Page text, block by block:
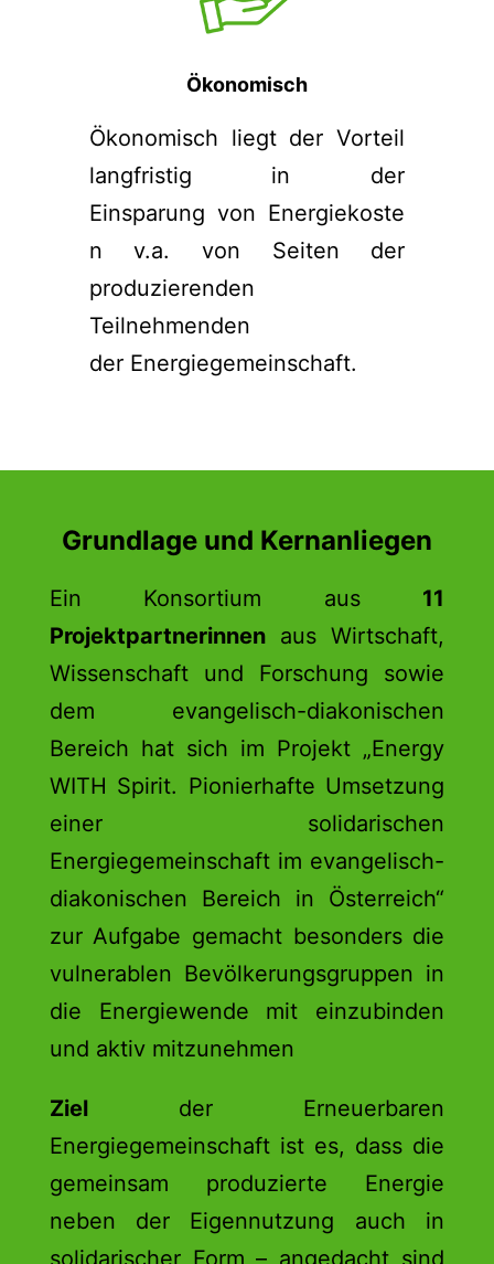
Ökonomisch
Ökonomisch liegt der Vorteil
langfristig in der
Einsparung von Energiekoste
n v.a. von Seiten der
produzierenden
Teilnehmenden
der Energiegemeinschaft.
Grundlage und Kernanliegen
Ein Konsortium aus 11
Projektpartnerinnenaus Wirtschaft,
Wissenschaft und Forschung sowie
dem evangelisch-diakonischen
Bereich hat sich im Projekt „Energy
WITH Spirit. Pionierhafte Umsetzung
einer solidarischen
Energiegemeinschaft im evangelisch-
diakonischen Bereich in Österreich“
zur Aufgabe gemacht besonders die
vulnerablen Bevölkerungsgruppen in
die Energiewende mit einzubinden
und aktiv mitzunehmen
Zielder Erneuerbaren
Energiegemeinschaft ist es, dass die
gemeinsam produzierte Energie
neben der Eigennutzung auch in
solidarischer Form – angedacht sind